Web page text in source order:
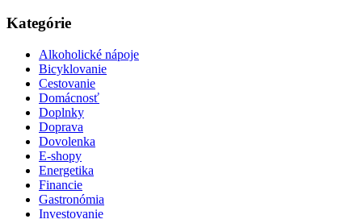
Kategórie
Alkoholické nápoje
Bicyklovanie
Cestovanie
Domácnosť
Doplnky
Doprava
Dovolenka
E-shopy
Energetika
Financie
Gastronómia
Investovanie